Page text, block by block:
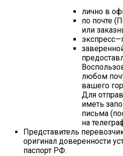
лично в
по почте
или
любом
вашего
Для
иметь
письма
на
Представитель
оригинал доверенности
паспорт РФ.